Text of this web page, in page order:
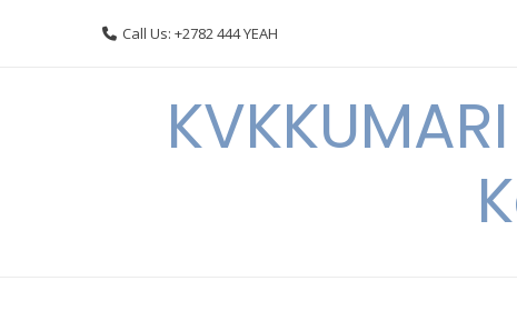
Call Us: +2782 444 YEAH